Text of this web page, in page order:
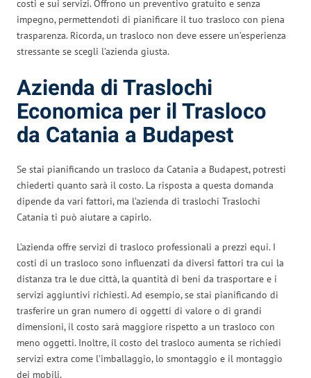
costi e sui servizi. Offrono un preventivo gratuito e senza
impegno, permettendoti di pianificare il tuo trasloco con piena
trasparenza. Ricorda, un trasloco non deve essere un’esperienza
stressante se scegli l’azienda giusta.
Azienda di Traslochi
Economica per il Trasloco
da Catania a Budapest
Se stai pianificando un trasloco da Catania a Budapest, potresti
chiederti quanto sarà il costo. La risposta a questa domanda
dipende da vari fattori, ma l’azienda di traslochi Traslochi
Catania ti può aiutare a capirlo.
L’azienda offre servizi di trasloco professionali a prezzi equi. I
costi di un trasloco sono influenzati da diversi fattori tra cui la
distanza tra le due città, la quantità di beni da trasportare e i
servizi aggiuntivi richiesti. Ad esempio, se stai pianificando di
trasferire un gran numero di oggetti di valore o di grandi
dimensioni, il costo sarà maggiore rispetto a un trasloco con
meno oggetti. Inoltre, il costo del trasloco aumenta se richiedi
servizi extra come l’imballaggio, lo smontaggio e il montaggio
dei mobili.